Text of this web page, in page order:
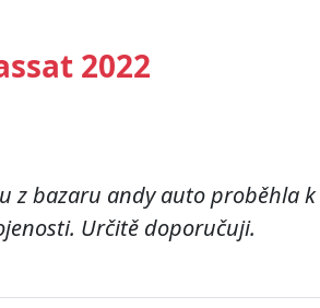
2022
z bazaru andy auto proběhla
Určitě doporučuji.